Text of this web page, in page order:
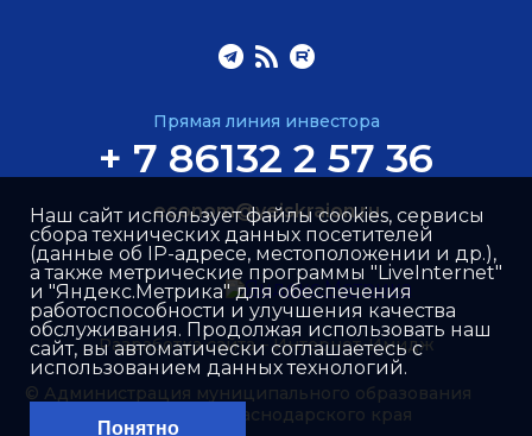
Прямая линия инвестора
+ 7 86132 2 57 36
econom@yeiskraion.ru
© Администрация муниципального образования
Ейский район Краснодарского края
Разработка сайта –Интернет-Имидж
Наш сайт использует файлы cookies, сервисы
сбора технических данных посетителей
(данные об IP-адресе, местоположении и др.),
а также метрические программы "LiveInternet"
и "Яндекс.Метрика" для обеспечения
работоспособности и улучшения качества
обслуживания. Продолжая использовать наш
сайт, вы автоматически соглашаетесь с
использованием данных технологий.
Понятно